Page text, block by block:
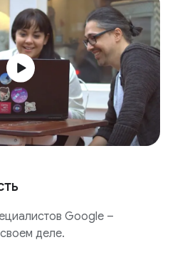
Google –
деле.